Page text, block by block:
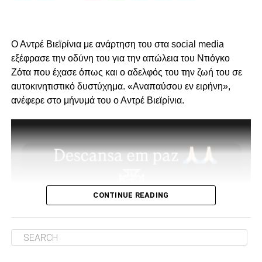
διοικητικά ζητήματα που αφορούν την επόμενη μέρα του
ΠΑΟΚ.
Ο λόγος της επίσκεψης… απλός, “Κύριοι, με την δικιά μας
στήριξη παραμείνατε 15μελες μετά την παραίτηση
Για εμάς δεν έχει αλλάξει κάτι, οι λόγοι της στήριξης μας
από την αρχή μέχρι σήμερα παραμένουν ίδιοι.
Ο Αντρέ Βιεϊρίνια με ανάρτηση του στα social media
εξέφρασε την οδύνη του για την απώλεια του Ντιόγκο
Ζότα που έχασε όπως και ο αδελφός του την ζωή του σε
αυτοκινητιστικό δυστύχημα. «Αναπαύσου εν ειρήνη»,
ανέφερε στο μήνυμά του ο Αντρέ Βιεϊρίνια.
CONTINUE READING